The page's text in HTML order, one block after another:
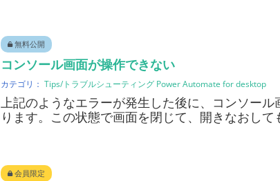
無料公開
コンソール画面が操作できない
カテゴリ： Tips/トラブルシューティング Power Automate for desktop
上記のようなエラーが発生した後に、コンソー
ります。この状態で画面を閉じて、開きなおし
会員限定